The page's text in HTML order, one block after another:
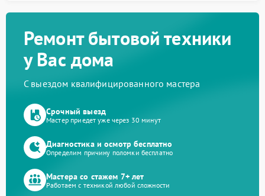
Ремонт бытовой техники
у Вас дома
С выездом квалифицированного мастера
Срочный выезд
Мастер приедет уже через 30 минут
Диагностика и осмотр бесплатно
Определим причину поломки бесплатно
Мастера со стажем 7+ лет
Работаем с техникой любой сложности